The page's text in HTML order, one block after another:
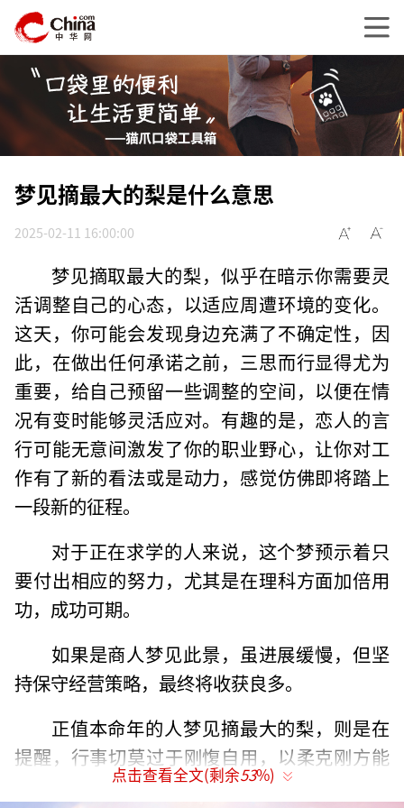
梦见摘最大的梨是什么意思
2025-02-11 16:00:00
梦见摘取最大的梨，似乎在暗示你需要灵
活调整自己的心态，以适应周遭环境的变化。
这天，你可能会发现身边充满了不确定性，因
此，在做出任何承诺之前，三思而行显得尤为
重要，给自己预留一些调整的空间，以便在情
况有变时能够灵活应对。有趣的是，恋人的言
行可能无意间激发了你的职业野心，让你对工
作有了新的看法或是动力，感觉仿佛即将踏上
一段新的征程。
对于正在求学的人来说，这个梦预示着只
要付出相应的努力，尤其是在理科方面加倍用
功，成功可期。
如果是商人梦见此景，虽进展缓慢，但坚
持保守经营策略，最终将收获良多。
正值本命年的人梦见摘最大的梨，则是在
提醒，行事切莫过于刚愎自用，以柔克刚方能
点击查看全文(剩余53%)